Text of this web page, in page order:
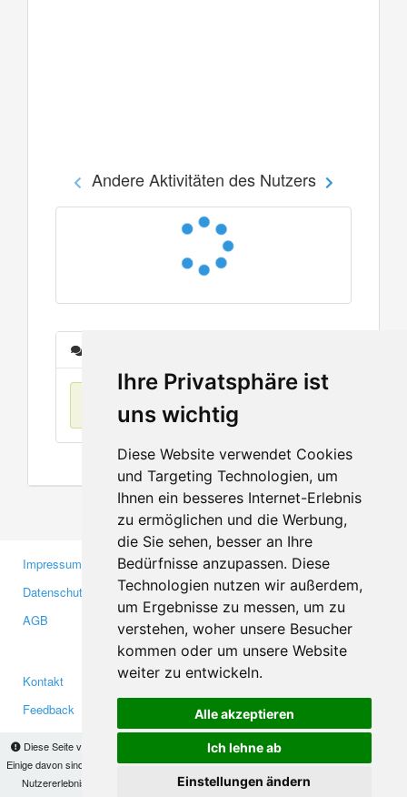
Ihre Privatsphäre ist
uns wichtig
Diese Website verwendet Cookies
und Targeting Technologien, um
Ihnen ein besseres Internet-Erlebnis
zu ermöglichen und die Werbung,
die Sie sehen, besser an Ihre
Bedürfnisse anzupassen. Diese
Technologien nutzen wir außerdem,
um Ergebnisse zu messen, um zu
verstehen, woher unsere Besucher
kommen oder um unsere Website
weiter zu entwickeln.
Alle akzeptieren
Ich lehne ab
Einstellungen ändern
Diese Seite verwendet Cookies, um Informationen auf Ihrem Computer zu speichern.
Einige davon sind notwendig, damit unsere Seite funktioniert, andere helfen uns dabei, das
Nutzererlebnis zu verbessern. Mit der Nutzung dieser Seite erklären Sie sich damit
Andere Aktivitäten des Nutzers
Keine Einträge
Impressum
Datenschutzerklärung
AGB
Gewerbetreibende
Investoren
Medien
Kontakt
Feedback
Facebook
Twitter
YouTube
Google+